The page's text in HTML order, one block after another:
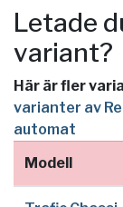
Letade
variant?
Här är fler
varianter av
automat
Modell